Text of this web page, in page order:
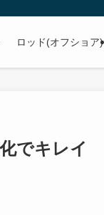
ロッド(オフショア)
でキレイ